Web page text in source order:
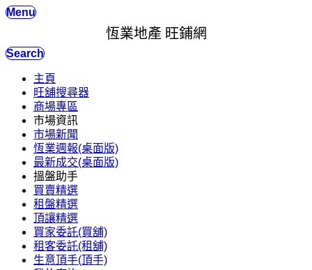
Menu
恆業地產 旺鋪網
Search
主頁
旺舖搜尋器
商場專區
市場資訊
市場新聞
恆業週報(桌面版)
最新成交(桌面版)
搵盤助手
買賣精選
租盤精選
頂讓精選
買家委託(買舖)
租客委託(租舖)
生意頂手(頂手)